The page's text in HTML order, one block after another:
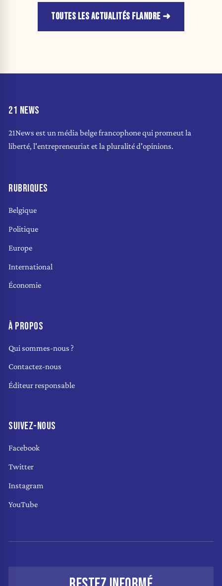
TOUTES LES ACTUALITÉS FLANDRE
21 NEWS
21News est un média belge francophone qui promeut la
liberté, l'entrepreneuriat et la pluralité d'opinions.
RUBRIQUES
Belgique
Politique
Europe
International
Économie
À PROPOS
Qui sommes-nous ?
Contactez-nous
Éditeur responsable
SUIVEZ-NOUS
Facebook
Twitter
Instagram
YouTube